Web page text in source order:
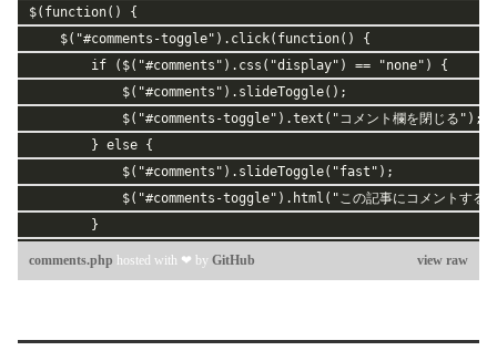
$(function() {
    $("#comments-toggle").click(function() {
        if ($("#comments").css("display") == "none") {
            $("#comments").slideToggle();
            $("#comments-toggle").text("コメント欄を閉じる");
        } else {
            $("#comments").slideToggle("fast");
$("#comments-toggle").html("この記事にコメント
        }
    if (location.hash.indexOf("comment-") == -1) {
view raw
comments.php hosted with ❤ by GitHub